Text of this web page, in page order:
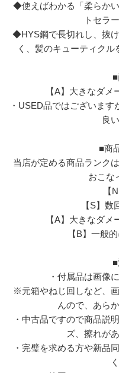
◆使えばわかる「柔らか
トセラ
◆HYS鋼で長切れし、抜
く、髪のキューティクル
【A】大きなダ
・USED品ではございま
良
■商
当店が定める商品ランク
おこな
【
【S】数
【A】大きなダ
【B】一般
・付属品は画像
※元箱やねじ回しなど、
んので、あら
・中古品ですので商品説
ズ、擦れが
・完璧を求める方や新品